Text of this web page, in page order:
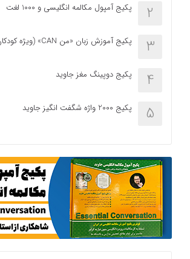
2 پکیج آمپول مکالمه انگلیسی و 1000 لغت
3 پکیج آموزش زبان «من CAN» (ویژه کودکان)
4 پکیج دوپینگ مغز جاوید
5 پکیج 2000 واژه شگفت انگیز جاوید